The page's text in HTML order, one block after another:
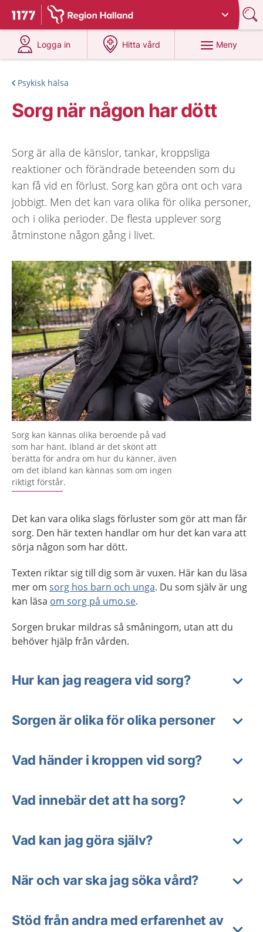
Till startsidan för 1177
Du har valt region Halland
Logga in
på 1177.se
Hitta vård
på 1177.se
Meny
Psykisk hälsa
Sorg när någon har dött
Sorg är alla de känslor, tankar, kroppsliga
reaktioner och förändrade beteenden som du
kan få vid en förlust. Sorg kan göra ont och vara
jobbigt. Men det kan vara olika för olika personer,
och i olika perioder. De flesta upplever sorg
åtminstone någon gång i livet.
Sorg kan kännas olika beroende på vad
som har hänt. Ibland är det skönt att
berätta för andra om hur du känner, även
om det ibland kan kännas som om ingen
riktigt förstår.
Det kan vara olika slags förluster som gör att man får
sorg. Den här texten handlar om hur det kan vara att
sörja någon som har dött.
Texten riktar sig till dig som är vuxen. Här kan du läsa
mer om sorg hos barn och unga. Du som själv är ung
kan läsa om sorg på umo.se.
Sorgen brukar mildras så småningom, utan att du
behöver hjälp från vården.
Hur kan jag reagera vid sorg?
Sorgen är olika för olika personer
Vad händer i kroppen vid sorg?
Vad innebär det att ha sorg?
Vad kan jag göra själv?
När och var ska jag söka vård?
Stöd från andra med erfarenhet av